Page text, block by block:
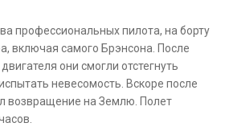
профессиональных пилота, на борту
включая самого Брэнсона. После
они смогли отстегнуть
невесомость. Вскоре после
возвращение на Землю. Полет